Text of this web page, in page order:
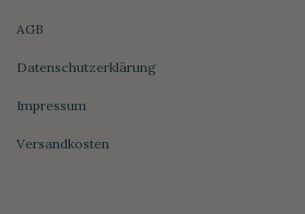
AGB
Datenschutzerklärung
Impressum
Versandkosten